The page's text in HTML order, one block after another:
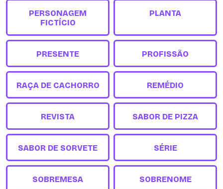
PERSONAGEM
FICTÍCIO
PLANTA
PRESENTE PROFISSÃO
RAÇA DE CACHORRO REMÉDIO
REVISTA SABOR DE PIZZA
SABOR DE SORVETE SÉRIE
SOBREMESA SOBRENOME